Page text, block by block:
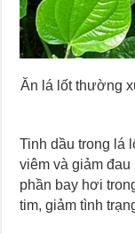
Ăn lá lốt thường
Tinh dầu trong lá
viêm và giảm đau
phần bay hơi
tim, giảm tình